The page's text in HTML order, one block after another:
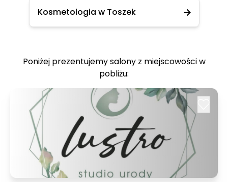
Kosmetologia w Toszek
Poniżej prezentujemy salony z miejscowości w
pobliżu: